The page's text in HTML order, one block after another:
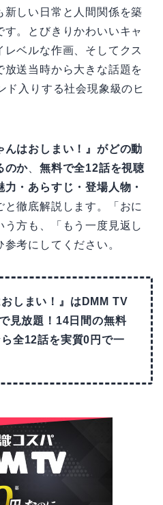
新しい日常と人間関係を築
。とびきりかわいいキャ
ベルな作画、そしてクス
放送当時から大きな話題を
ド入りする社会現象級のヒ
んはおしまい！』がどの動
のか 、無料で全12話を視聴
力・あらすじ・登場人物・
と徹底解説します。「おに
う方も、「もう一度見返し
考にしてください。
しまい！』はDMM TV
見放題！14日間の無料
全12話を実質0円で一